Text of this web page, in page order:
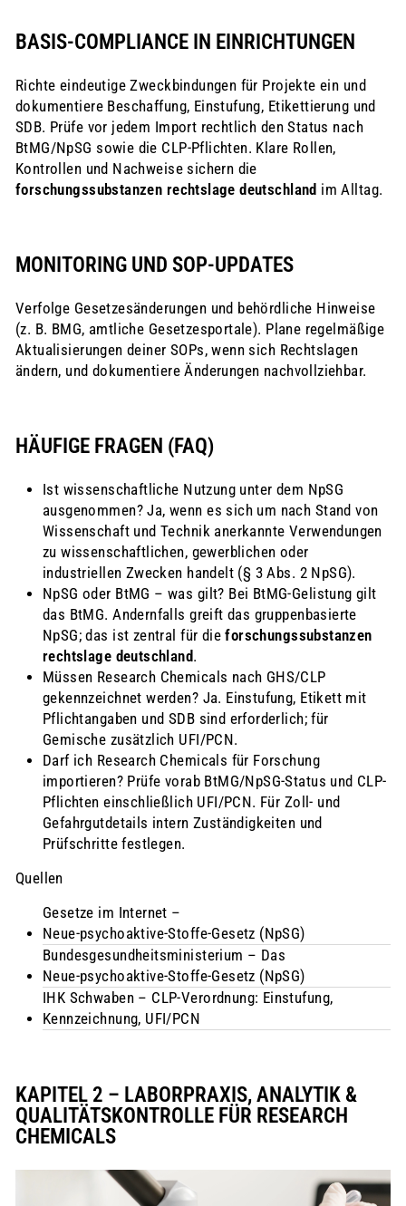
BASIS-COMPLIANCE IN EINRICHTUNGEN
Richte eindeutige Zweckbindungen für Projekte ein und
dokumentiere Beschaffung, Einstufung, Etikettierung und
SDB. Prüfe vor jedem Import rechtlich den Status nach
BtMG/NpSG sowie die CLP-Pflichten. Klare Rollen,
Kontrollen und Nachweise sichern die
forschungssubstanzen rechtslage deutschland im Alltag.
MONITORING UND SOP-UPDATES
Verfolge Gesetzesänderungen und behördliche Hinweise
(z. B. BMG, amtliche Gesetzesportale). Plane regelmäßige
Aktualisierungen deiner SOPs, wenn sich Rechtslagen
ändern, und dokumentiere Änderungen nachvollziehbar.
HÄUFIGE FRAGEN (FAQ)
Ist wissenschaftliche Nutzung unter dem NpSG
ausgenommen? Ja, wenn es sich um nach Stand von
Wissenschaft und Technik anerkannte Verwendungen
zu wissenschaftlichen, gewerblichen oder
industriellen Zwecken handelt (§ 3 Abs. 2 NpSG).
NpSG oder BtMG – was gilt? Bei BtMG-Gelistung gilt
das BtMG. Andernfalls greift das gruppenbasierte
NpSG; das ist zentral für dieforschungssubstanzen
rechtslage deutschland.
Müssen Research Chemicals nach GHS/CLP
gekennzeichnet werden? Ja. Einstufung, Etikett mit
Pflichtangaben und SDB sind erforderlich; für
Gemische zusätzlich UFI/PCN.
Darf ich Research Chemicals für Forschung
importieren? Prüfe vorab BtMG/NpSG-Status und CLP-
Pflichten einschließlich UFI/PCN. Für Zoll- und
Gefahrgutdetails intern Zuständigkeiten und
Prüfschritte festlegen.
Quellen
Gesetze im Internet –
Neue‑psychoaktive‑Stoffe‑Gesetz (NpSG)
Bundesgesundheitsministerium – Das
Neue‑psychoaktive‑Stoffe‑Gesetz (NpSG)
IHK Schwaben – CLP-Verordnung: Einstufung,
Kennzeichnung, UFI/PCN
KAPITEL 2 – LABORPRAXIS, ANALYTIK &
QUALITÄTSKONTROLLE FÜR RESEARCH
CHEMICALS